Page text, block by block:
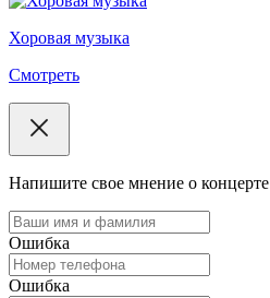
Хоровая музыка
Смотреть
Напишите свое мнение о концерте
Ошибка
Ошибка